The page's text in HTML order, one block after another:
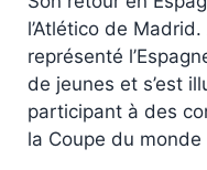
l’Atlético de
représenté
de jeunes et s’est
participant à des
la Coupe du monde